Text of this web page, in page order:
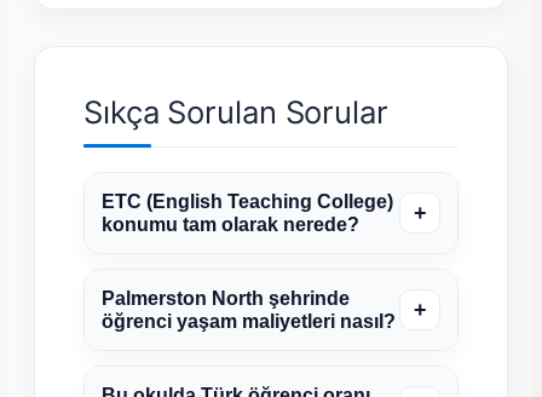
Sıkça Sorulan Sorular
ETC (English Teaching College)
konumu tam olarak nerede?
+
Palmerston North şehrinde
öğrenci yaşam maliyetleri nasıl?
+